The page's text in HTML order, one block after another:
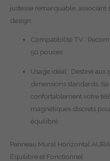
justesse remarquable,
design.
Compatibilité TV :
50 pouces.
Usage idéal : Destiné
dimensions standards.
confortablement votre
magnétiques discrets
équilibré.
Panneau Mural Horizontal
Équilibré et Fonctionnel